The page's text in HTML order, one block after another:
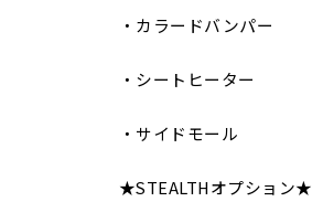
・カラードバンパー
・シートヒーター
・サイドモール
★STEALTHオプション★